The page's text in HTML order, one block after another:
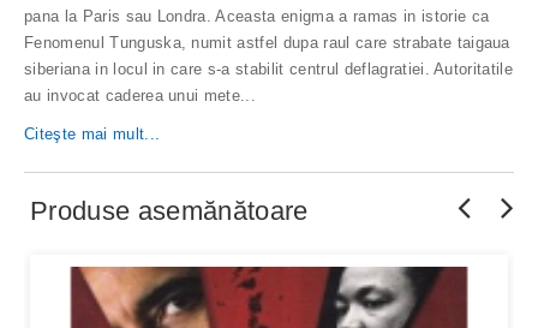
pana la Paris sau Londra. Aceasta enigma a ramas in istorie ca
Fenomenul Tunguska, numit astfel dupa raul care strabate taigaua
siberiana in locul in care s-a stabilit centrul deflagratiei. Autoritatile
au invocat caderea unui mete...
Citeşte mai mult...
Produse asemănătoare